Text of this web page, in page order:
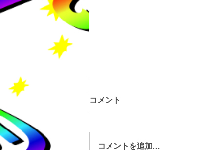
コメント
コメントを追加…